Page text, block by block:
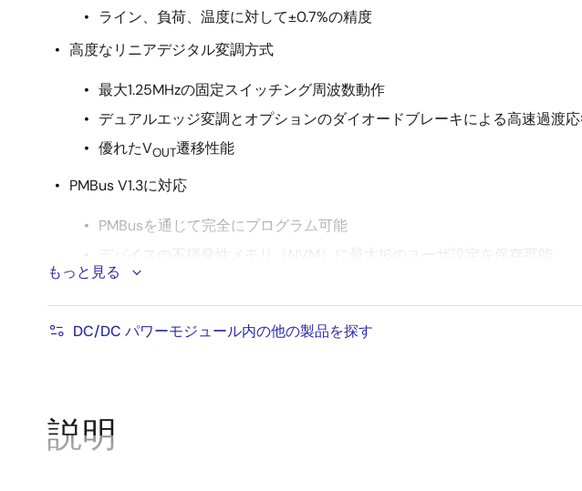
ライン、負荷、温度に対して±0.7%の精度
高度なリニアデジタル変調方式
最大1.25MHzの固定スイッチング周波数動作
デュアルエッジ変調とオプションのダイオードブレーキによる高速過渡
優れたVOUT遷移性能
PMBus V1.3に対応
PMBusを通じて完全にプログラム可能
デバイスの不揮発性メモリ（NVM）に最大16のユーザ設定を保存可能
V
トリ
高度なソフトスタート/ストップ、シーケンス処理、マージニング
10mm × 13mm × 5.9mm BGA（POP）パッケージ
もっと見る
DC/DC パワーモジュール内の他の製品を探す
説明